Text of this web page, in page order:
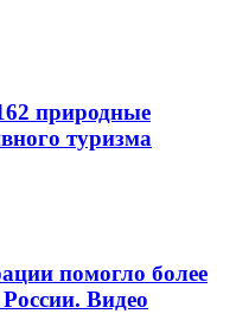
природные
туризма
помогло более
Видео